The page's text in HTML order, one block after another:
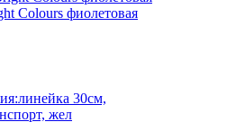
Colours фиолетовая